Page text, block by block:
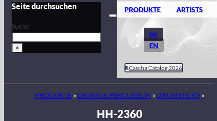
Seite durchsuchen
Suche
×
PRODUKTE ARTISTS
DE
EN
Cascha Catalog 2026
PRODUKTE» DRUMS & PERCUSSION » DRUMSTICKS»
HH-2360